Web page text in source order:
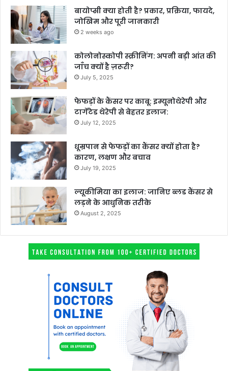
बायोप्सी क्या होती है? प्रकार, प्रक्रिया, फायदे,
जोखिम और पूरी जानकारी
2 weeks ago
कोलोनोस्कोपी स्क्रीनिंग: अपनी बड़ी आंत की
जाँच क्यों है ज़रूरी?
July 5, 2025
फेफड़ों के कैंसर पर काबू: इम्यूनोथेरेपी और
टार्गेटेड थेरेपी से बेहतर इलाज:
July 12, 2025
धूम्रपान से फेफड़ों का कैंसर क्यों होता है?
कारण, लक्षण और बचाव
July 19, 2025
ल्यूकीमिया का इलाज: जानिए ब्लड कैंसर से
लड़ने के आधुनिक तरीके
August 2, 2025